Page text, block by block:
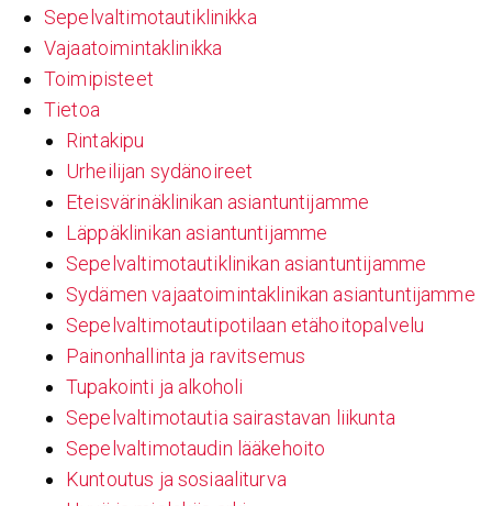
Sepelvaltimotautiklinikka
Vajaatoimintaklinikka
Toimipisteet
Tietoa
Rintakipu
Urheilijan sydänoireet
Eteisvärinäklinikan asiantuntijamme
Läppäklinikan asiantuntijamme
Sepelvaltimotautiklinikan asiantuntijamme
Sydämen vajaatoimintaklinikan asiantuntijamme
Sepelvaltimotautipotilaan etähoitopalvelu
Painonhallinta ja ravitsemus
Tupakointi ja alkoholi
Sepelvaltimotautia sairastavan liikunta
Sepelvaltimotaudin lääkehoito
Kuntoutus ja sosiaaliturva